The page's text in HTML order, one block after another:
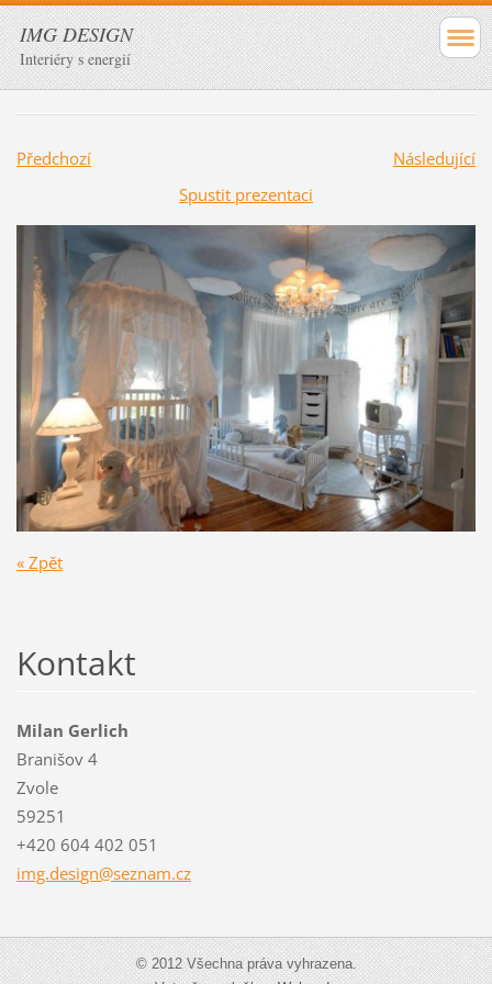
IMG DESIGN
Interiéry s energií
Předchozí
Následující
Spustit prezentaci
« Zpět
Kontakt
Milan Gerlich
Branišov 4
Zvole
59251
+420 604 402 051
img.design@seznam.cz
© 2012 Všechna práva vyhrazena.